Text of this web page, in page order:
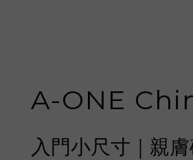
A-ONE
入門小尺寸｜親